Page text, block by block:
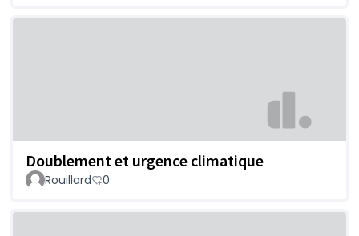
Doublement et urgence climatique
Rouillard 0